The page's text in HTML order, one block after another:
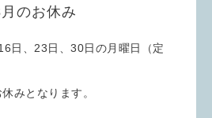
のお休み
日、23日、30日の月曜日（定
みとなります。